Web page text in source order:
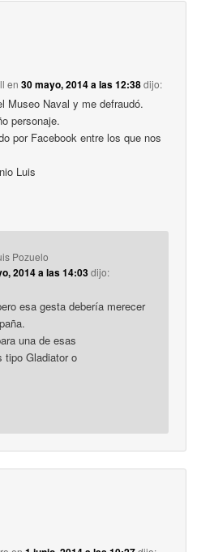
en30 mayo, 2014 a las 12:38dijo:
Museo Naval y me defraudó.
personaje.
por Facebook entre los que nos
Luis
Pozuelo
2014 a las 14:03dijo:
esa gesta debería merecer
una de esas
tipo Gladiator o